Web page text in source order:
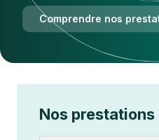
Comprendre nos
Nos prestations